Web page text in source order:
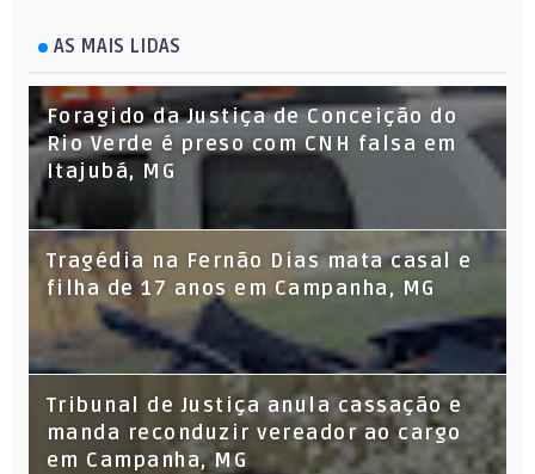
AS MAIS LIDAS
Foragido da Justiça de Conceição do
Rio Verde é preso com CNH falsa em
Itajubá, MG
Tragédia na Fernão Dias mata casal e
filha de 17 anos em Campanha, MG
Tribunal de Justiça anula cassação e
manda reconduzir vereador ao cargo
em Campanha, MG